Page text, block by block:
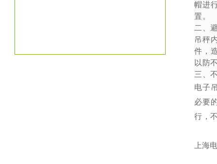
帽进
置。
二、
吊秤
件，
以防
三、
电子
必要
行，
上海